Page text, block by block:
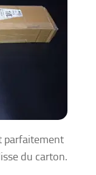
parfaitement
du carton.